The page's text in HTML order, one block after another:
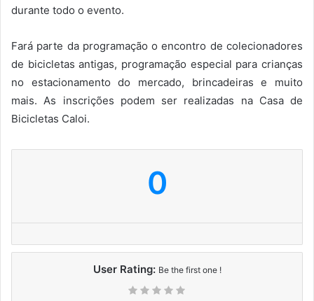
durante todo o evento.
Fará parte da programação o encontro de colecionadores
de bicicletas antigas, programação especial para crianças
no estacionamento do mercado, brincadeiras e muito
mais. As inscrições podem ser realizadas na Casa de
Bicicletas Caloi.
0
User Rating: Be the first one !